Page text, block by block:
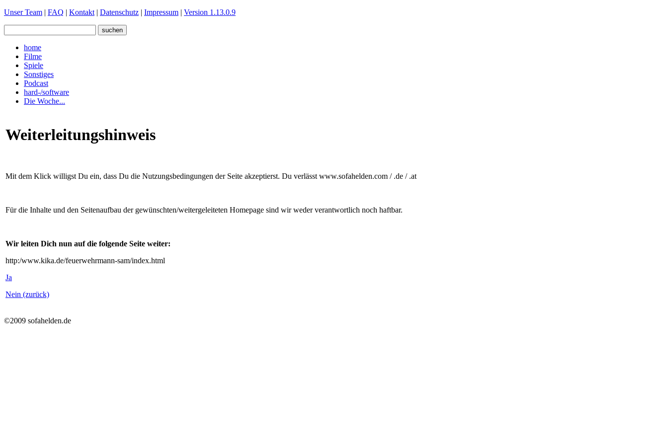
Unser Team | FAQ | Kontakt | Datenschutz | Impressum | Version 1.13.0.9
home
Filme
Spiele
Sonstiges
Podcast
hard-/software
Die Woche...
Weiterleitungshinweis
Mit dem Klick willigst Du ein, dass Du die Nutzungsbedingungen der Seite akzeptierst. Du verlässt www.sofahelden.com / .de / .at
Für die Inhalte und den Seitenaufbau der gewünschten/weitergeleiteten Homepage sind wir weder verantwortlich noch haftbar.
Wir leiten Dich nun auf die folgende Seite weiter:
http:/www.kika.de/feuerwehrmann-sam/index.html
Ja
Nein (zurück)
©2009 sofahelden.de